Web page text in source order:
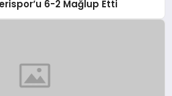
6-2 Mağlup Etti